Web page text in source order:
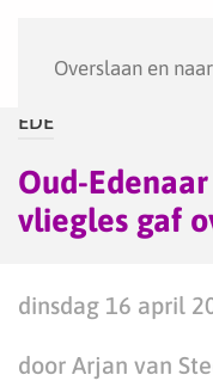
Overslaan en
EDE
Oud-
vliegles gaf
dinsdag 16 april
door Arjan van